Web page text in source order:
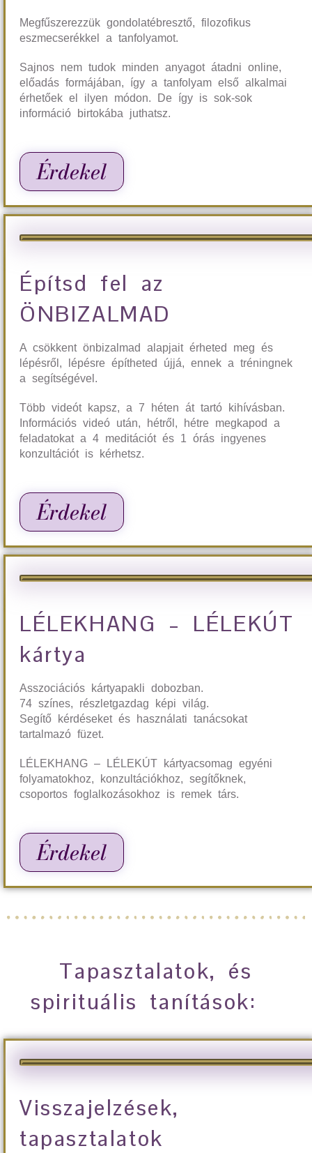
Megfűszerezzük gondolatébresztő, filozofikus
eszmecserékkel a tanfolyamot.
Sajnos nem tudok minden anyagot átadni online,
előadás formájában, így a tanfolyam első alkalmai
érhetőek el ilyen módon. De így is sok-sok
információ birtokába juthatsz.
Érdekel
Építsd fel az
ÖNBIZALMAD
A csökkent önbizalmad alapjait érheted meg és
lépésről, lépésre építheted újjá, ennek a tréningnek
a segítségével.
Több videót kapsz, a 7 héten át tartó kihívásban.
Információs videó után, hétről, hétre megkapod a
feladatokat a 4 meditációt és 1 órás ingyenes
konzultációt is kérhetsz.
Érdekel
LÉLEKHANG – LÉLEKÚT
kártya
Asszociációs kártyapakli dobozban.
74 színes, részletgazdag képi világ.
Segítő kérdéseket és használati tanácsokat
tartalmazó füzet.
LÉLEKHANG – LÉLEKÚT kártyacsomag egyéni
folyamatokhoz, konzultációkhoz, segítőknek,
csoportos foglalkozásokhoz is remek társ.
Érdekel
Tapasztalatok, és
spirituális tanítások:
Visszajelzések,
tapasztalatok